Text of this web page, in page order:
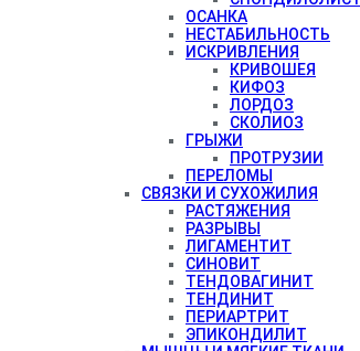
ОСАНКА
НЕСТАБИЛЬНОСТЬ
ИСКРИВЛЕНИЯ
КРИВОШЕЯ
КИФОЗ
ЛОРДОЗ
СКОЛИОЗ
ГРЫЖИ
ПРОТРУЗИИ
ПЕРЕЛОМЫ
СВЯЗКИ И СУХОЖИЛИЯ
РАСТЯЖЕНИЯ
РАЗРЫВЫ
ЛИГАМЕНТИТ
СИНОВИТ
ТЕНДОВАГИНИТ
ТЕНДИНИТ
ПЕРИАРТРИТ
ЭПИКОНДИЛИТ